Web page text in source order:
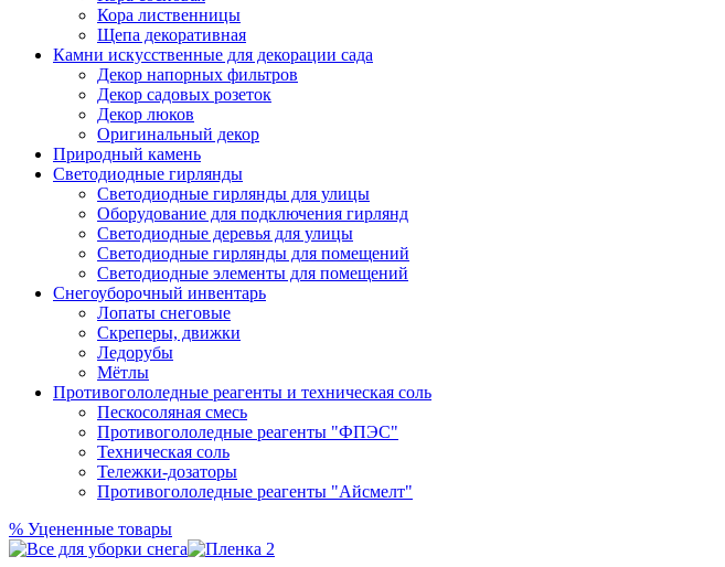
Кора лиственницы
Щепа декоративная
Камни искусственные для декорации сада
Декор напорных фильтров
Декор садовых розеток
Декор люков
Оригинальный декор
Природный камень
Светодиодные гирлянды
Светодиодные гирлянды для улицы
Оборудование для подключения гирлянд
Светодиодные деревья для улицы
Светодиодные гирлянды для помещений
Светодиодные элементы для помещений
Снегоуборочный инвентарь
Лопаты снеговые
Скреперы, движки
Ледорубы
Мётлы
Противогололедные реагенты и техническая соль
Пескосоляная смесь
Противогололедные реагенты "ФПЭС"
Техническая соль
Тележки-дозаторы
Противогололедные реагенты "Айсмелт"
% Уцененные товары